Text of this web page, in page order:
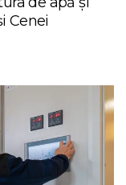
Cenei